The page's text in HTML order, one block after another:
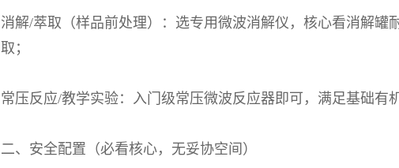
消解/萃取（样品前处理）：选专用微波消解仪，核心看消解
取；
常压反应/教学实验：入门级常压微波反应器即可，满足基础有
二、安全配置（必看核心，无妥协空间）